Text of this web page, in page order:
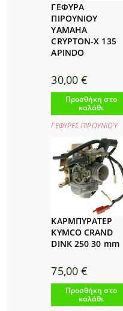
ΓΕΦΥΡΑ
ΠΙΡΟΥΝΙΟΥ
YAMAHA
CRYPTON-X 135
APINDO
30,00€
Προσθήκη στο
καλάθι
ΓΕΦΥΡΕΣ ΠΙΡΟΥΝΙΟΎ
ΚΑΡΜΠΥΡΑΤΕΡ
KYMCO CRAND
DINK 250 30 mm
75,00€
Προσθήκη στο
καλάθι